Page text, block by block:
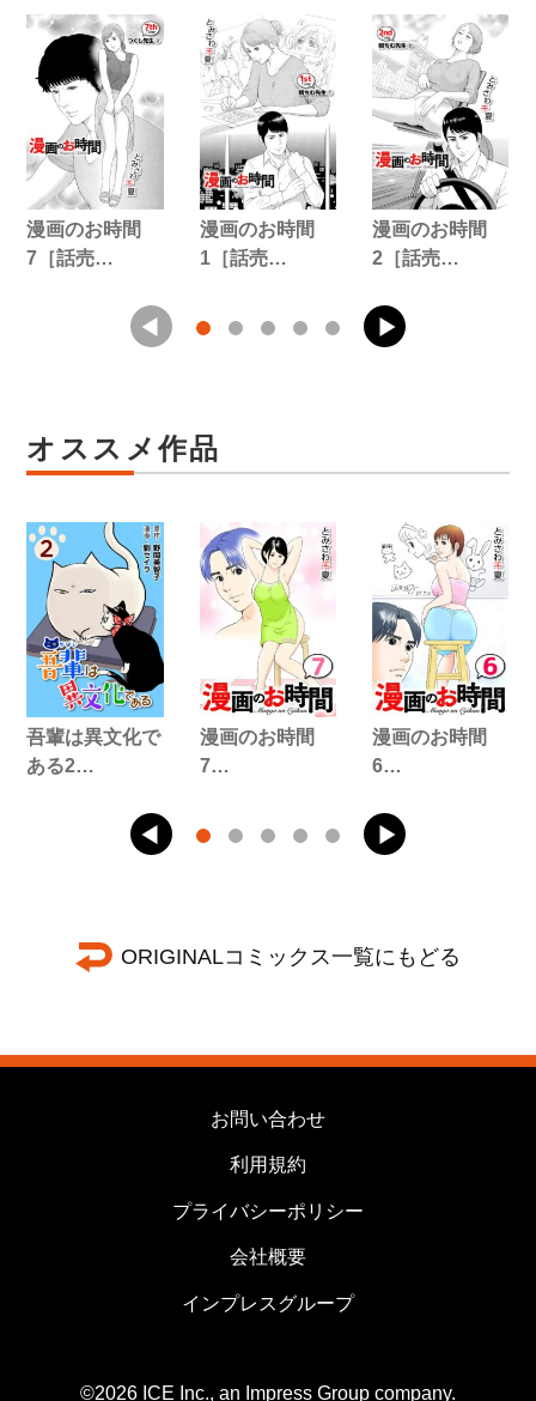
漫画のお時間
7［話売…
漫画のお時間
1［話売…
漫画のお時間
2［話売…
オススメ作品
吾輩は異文化で
ある2…
漫画のお時間
7…
漫画のお時間
6…
ORIGINALコミックス一覧にもどる
お問い合わせ
利用規約
プライバシーポリシー
会社概要
インプレスグループ
©2026 ICE Inc., an Impress Group company.